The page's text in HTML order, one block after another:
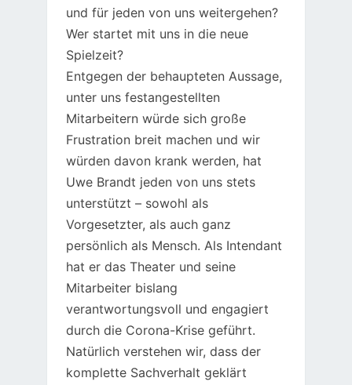
und für jeden von uns weitergehen?
Wer startet mit uns in die neue
Spielzeit?
Entgegen der behaupteten Aussage,
unter uns festangestellten
Mitarbeitern würde sich große
Frustration breit machen und wir
würden davon krank werden, hat
Uwe Brandt jeden von uns stets
unterstützt – sowohl als
Vorgesetzter, als auch ganz
persönlich als Mensch. Als Intendant
hat er das Theater und seine
Mitarbeiter bislang
verantwortungsvoll und engagiert
durch die Corona-Krise geführt.
Natürlich verstehen wir, dass der
komplette Sachverhalt geklärt